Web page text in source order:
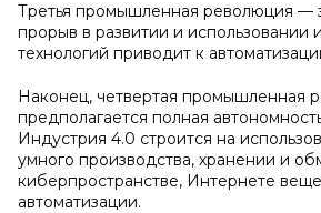
Третья промышленная революция —
прорыв в развитии и
технологий приводит к
Наконец, четвертая промышленная
предполагается полная
Индустрия 4.0 строится на
умного производства, хранении и
киберпространстве, Интернете
автоматизации.